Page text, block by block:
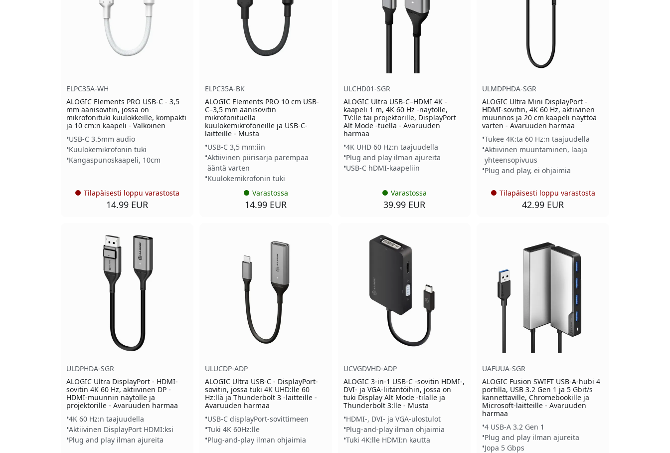
ELPC35A-WH
ALOGIC Elements PRO USB-C - 3,5
mm äänisovitin, jossa on
mikrofonituki kuulokkeille, kompakti
ja 10 cm:n kaapeli - Valkoinen
USB-C 3.5mm audio
Kuulokemikrofonin tuki
Kangaspunoskaapeli, 10cm
Tilapäisesti loppu varastosta
14.99 EUR
ELPC35A-BK
ALOGIC Elements PRO 10 cm USB-
C–3,5 mm äänisovitin
mikrofonituella
kuulokemikrofoneille ja USB-C-
laitteille - Musta
USB-C 3,5 mm:iin
Aktiivinen piirisarja parempaa
ääntä varten
Kuulokemikrofonin tuki
Varastossa
14.99 EUR
ULCHD01-SGR
ALOGIC Ultra USB-C–HDMI 4K -
kaapeli 1 m, 4K 60 Hz -näytölle,
TV:lle tai projektorille, DisplayPort
Alt Mode -tuella - Avaruuden
harmaa
4K UHD 60 Hz:n taajuudella
Plug and play ilman ajureita
USB-C hDMI-kaapeliin
Varastossa
39.99 EUR
ULMDPHDA-SGR
ALOGIC Ultra Mini DisplayPort -
HDMI-sovitin, 4K 60 Hz, aktiivinen
muunnos ja 20 cm kaapeli näyttöä
varten - Avaruuden harmaa
Tukee 4K:ta 60 Hz:n taajuudella
Aktiivinen muuntaminen, laaja
yhteensopivuus
Plug and play, ei ohjaimia
Tilapäisesti loppu varastosta
42.99 EUR
ULDPHDA-SGR
ALOGIC Ultra DisplayPort - HDMI-
sovitin 4K 60 Hz, aktiivinen DP -
HDMI-muunnin näytölle ja
projektorille - Avaruuden harmaa
4K 60 Hz:n taajuudella
Aktiivinen DisplayPort HDMI:ksi
Plug and play ilman ajureita
ULUCDP-ADP
ALOGIC Ultra USB-C - DisplayPort-
sovitin, jossa tuki 4K UHD:lle 60
Hz:llä ja Thunderbolt 3 -laitteille -
Avaruuden harmaa
USB-C displayPort-sovittimeen
Tuki 4K 60Hz:lle
Plug-and-play ilman ohjaimia
UCVGDVHD-ADP
ALOGIC 3-in-1 USB-C -sovitin HDMI-,
DVI- ja VGA-liitäntöihin, jossa on
tuki Display Alt Mode -tilalle ja
Thunderbolt 3:lle - Musta
HDMI-, DVI- ja VGA-ulostulot
Plug-and-play ilman ohjaimia
Tuki 4K:lle HDMI:n kautta
UAFUUA-SGR
ALOGIC Fusion SWIFT USB-A-hubi 4
portilla, USB 3.2 Gen 1 ja 5 Gbit/s
kannettaville, Chromebookille ja
Microsoft-laitteille - Avaruuden
harmaa
4 USB-A 3.2 Gen 1
Plug and play ilman ajureita
Jopa 5 Gbps